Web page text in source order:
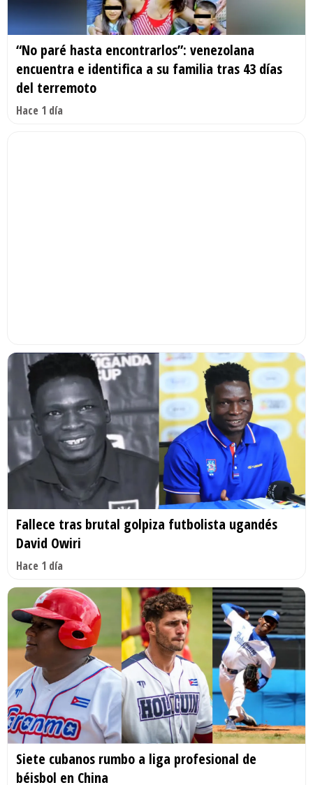
“No paré hasta encontrarlos”: venezolana
encuentra e identifica a su familia tras 43 días
del terremoto
Hace 1 día
Fallece tras brutal golpiza futbolista ugandés
David Owiri
Hace 1 día
Siete cubanos rumbo a liga profesional de
béisbol en China